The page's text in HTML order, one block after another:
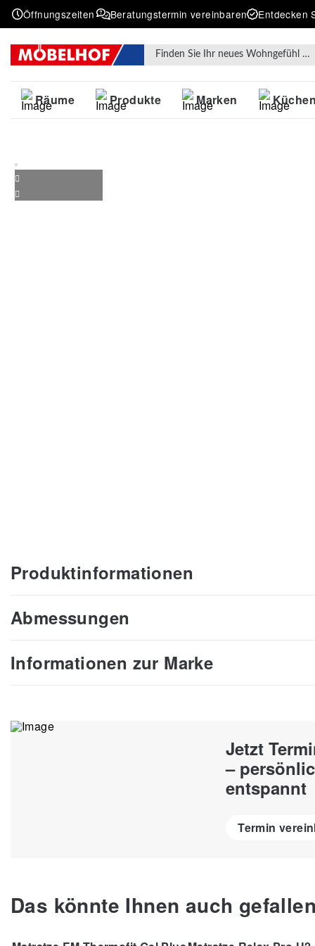
Öffnungszeiten Beratungstermin vereinbaren Entdecken
Products search
Räume Produkte Marken
Produktinformationen
Abmessungen
Informationen zur Marke
Jetzt
–
entspannt
Termin
Das könnte Ihnen auch